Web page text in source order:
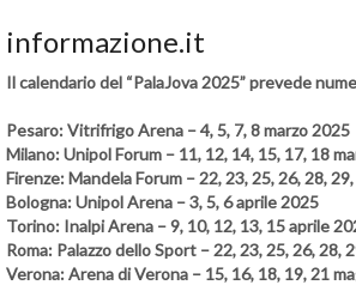
informazione.it
Il calendario del “PalaJova 2025” prevede
Pesaro: Vitrifrigo Arena – 4, 5, 7, 8 marzo 2025
Milano: Unipol Forum – 11, 12, 14, 15, 17, 18
Firenze: Mandela Forum – 22, 23, 25, 26, 28,
Bologna: Unipol Arena – 3, 5, 6 aprile 2025
Torino: Inalpi Arena – 9, 10, 12, 13, 15 aprile
Roma: Palazzo dello Sport – 22, 23, 25, 26, 28,
Verona: Arena di Verona – 15, 16, 18, 19, 21